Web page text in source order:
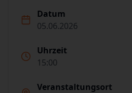
Datum
05.06.2026
Uhrzeit
15:00
Veranstaltungsort